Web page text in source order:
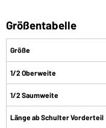
Größentabelle
Größe
1/2 Oberweite
1/2 Saumweite
Länge ab Schulter Vorderteil